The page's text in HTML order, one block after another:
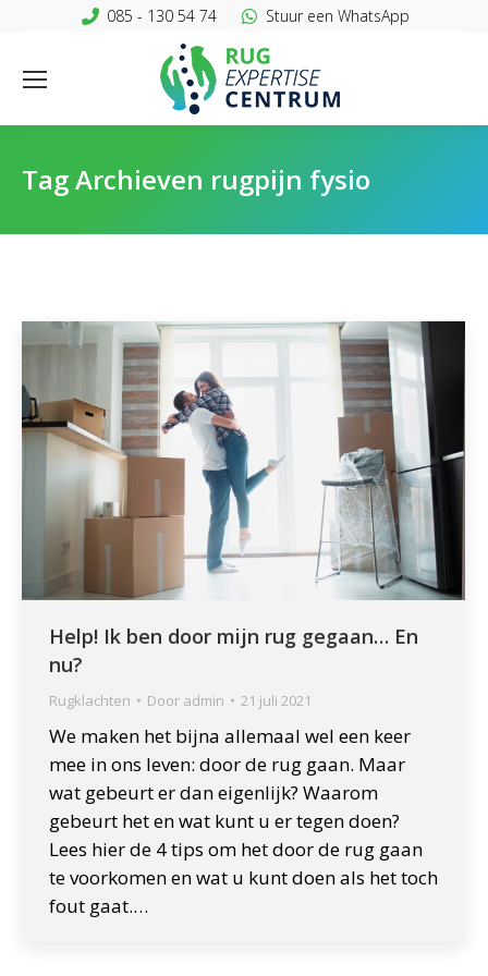
085 - 130 54 74 Stuur een WhatsApp
Tag Archieven rugpijn fysio
Help! Ik ben door mijn rug gegaan… En
nu?
Rugklachten Door admin 21 juli 2021
We maken het bijna allemaal wel een keer
mee in ons leven: door de rug gaan. Maar
wat gebeurt er dan eigenlijk? Waarom
gebeurt het en wat kunt u er tegen doen?
Lees hier de 4 tips om het door de rug gaan
te voorkomen en wat u kunt doen als het toch
fout gaat.…